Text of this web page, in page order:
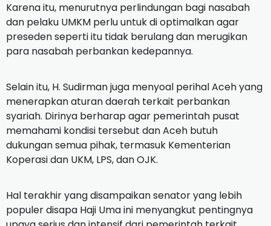
Karena itu, menurutnya perlindungan bagi nasabah
dan pelaku UMKM perlu untuk di optimalkan agar
preseden seperti itu tidak berulang dan merugikan
para nasabah perbankan kedepannya.
Selain itu, H. Sudirman juga menyoal perihal Aceh yang
menerapkan aturan daerah terkait perbankan
syariah. Dirinya berharap agar pemerintah pusat
memahami kondisi tersebut dan Aceh butuh
dukungan semua pihak, termasuk Kementerian
Koperasi dan UKM, LPS, dan OJK.
Hal terakhir yang disampaikan senator yang lebih
populer disapa Haji Uma ini menyangkut pentingnya